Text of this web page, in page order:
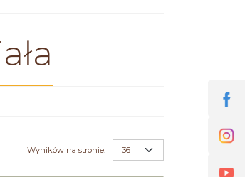
Wyników na stronie: